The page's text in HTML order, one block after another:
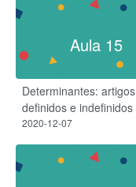
Aula 15
Determinantes: artigos
definidos e indefinidos
2020-12-07